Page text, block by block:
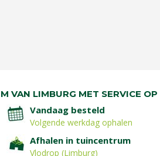
VAN LIMBURG MET SERVICE OP
Vandaag besteld
Volgende werkdag ophalen
Afhalen in tuincentrum
Vlodrop (Limburg)